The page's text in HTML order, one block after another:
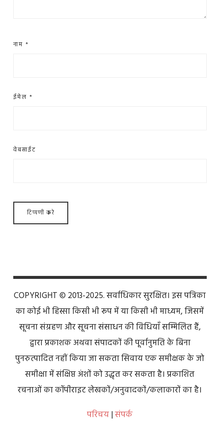
नाम *
ईमेल *
वेबसाईट
COPYRIGHT © 2013-2025. सर्वाधिकार सुरक्षित। इस पत्रिका
का कोई भी हिस्सा किसी भी रूप में या किसी भी माध्यम, जिसमें
सूचना संग्रहण और सूचना संसाधन की विधियाँ सम्मिलित हैं,
द्वारा प्रकाशक अथवा संपादकों की पूर्वानुमति के बिना
पुनरुत्पादित नहीं किया जा सकता सिवाय एक समीक्षक के जो
समीक्षा में संक्षिप्त अंशों को उद्धृत कर सकता है। प्रकाशित
रचनाओं का कॉपीराइट लेखकों/अनुवादकों/कलाकारों का है।
परिचय|संपर्क